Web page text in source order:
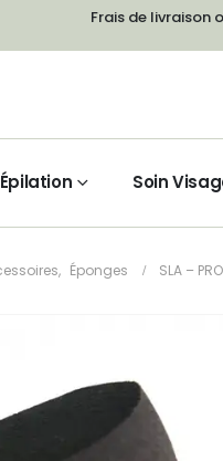
Frais de livraison
Épilation Soin
, Éponges SLA –